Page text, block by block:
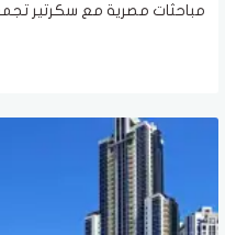
مباحثات مصرية مع سكرتير